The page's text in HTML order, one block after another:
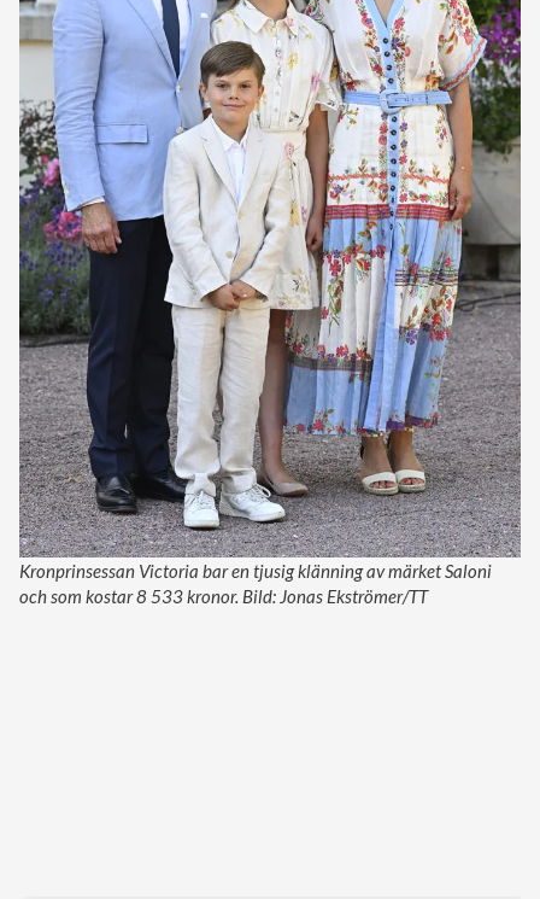
Kronprinsessan Victoria bar en tjusig klänning av märket Saloni
och som kostar 8 533 kronor. Bild: Jonas Ekströmer/TT